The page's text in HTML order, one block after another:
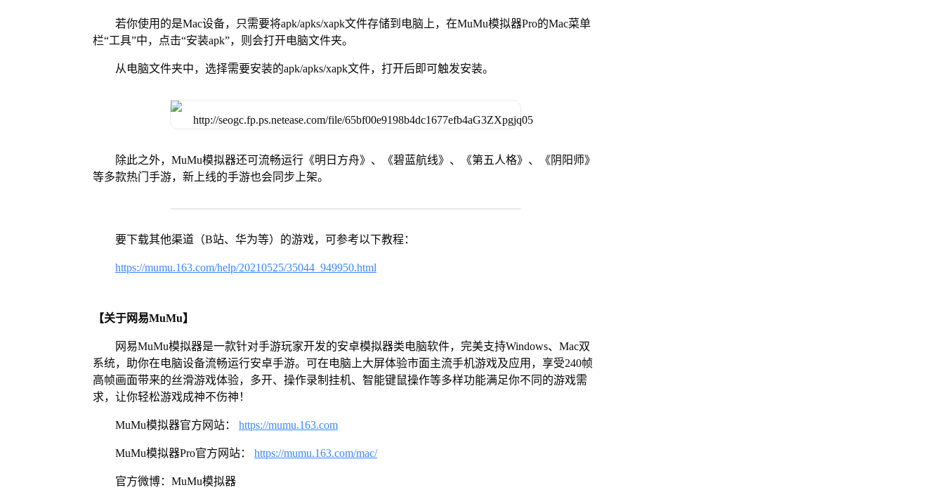
若你使用的是Mac设备，只需要将apk/apks/xapk文件存储到电脑上，在MuMu模拟器Pro的Mac菜单
栏“工具”中，点击“安装apk”，则会打开电脑文件夹。
从电脑文件夹中，选择需要安装的apk/apks/xapk文件，打开后即可触发安装。
除此之外，MuMu模拟器还可流畅运行《明日方舟》、《碧蓝航线》、《第五人格》、《阴阳师》
等多款热门手游，新上线的手游也会同步上架。
要下载其他渠道（B站、华为等）的游戏，可参考以下教程：
https://mumu.163.com/help/20210525/35044_949950.html
【关于网易MuMu】
网易MuMu模拟器是一款针对手游玩家开发的安卓模拟器类电脑软件，完美支持Windows、Mac双
系统，助你在电脑设备流畅运行安卓手游。可在电脑上大屏体验市面主流手机游戏及应用，享受240帧
高帧画面带来的丝滑游戏体验，多开、操作录制挂机、智能键鼠操作等多样功能满足你不同的游戏需
求，让你轻松游戏成神不伤神！
MuMu模拟器官方网站： https://mumu.163.com
MuMu模拟器Pro官方网站： https://mumu.163.com/mac/
官方微博：MuMu模拟器